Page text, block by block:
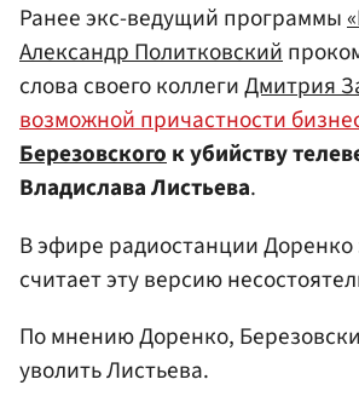
Ранее экс-ведущий программы
Александр Политковский
слова своего коллегиДмитрия
возможной причастности
Березовскогок убийству
Владислава Листьева.
В эфире радиостанции Доренко
считает эту версию
По мнению Доренко,
уволить Листьева.